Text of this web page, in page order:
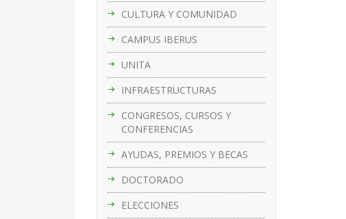
CULTURA Y COMUNIDAD
CAMPUS IBERUS
UNITA
INFRAESTRUCTURAS
CONGRESOS, CURSOS Y
CONFERENCIAS
AYUDAS, PREMIOS Y BECAS
DOCTORADO
ELECCIONES